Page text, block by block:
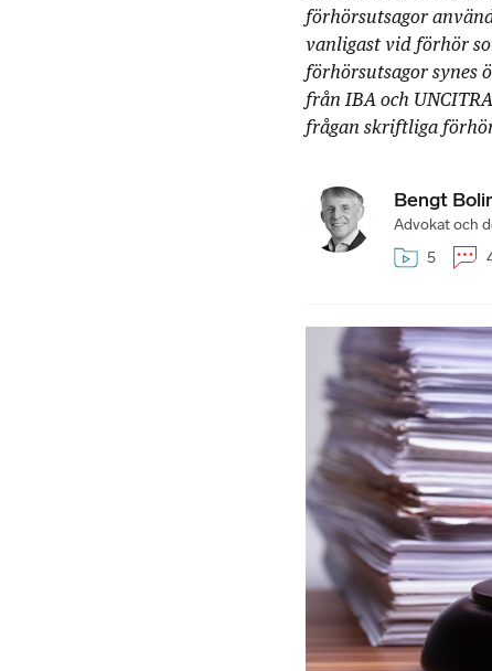
förhörsutsagor
vanligast vid förhör
förhörsutsagor synes
från IBA och
frågan skriftliga
Bengt
Advokat och
5